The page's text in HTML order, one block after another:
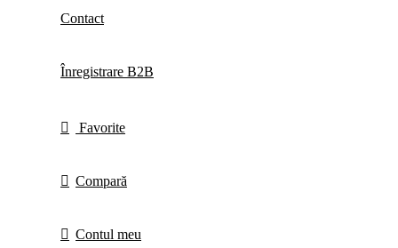
Contact
Înregistrare B2B
Favorite
Compară
Contul meu